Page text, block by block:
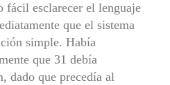
esclarecer el lenguaje
que el sistema
simple. Había
que 31 debía
dado que precedía al